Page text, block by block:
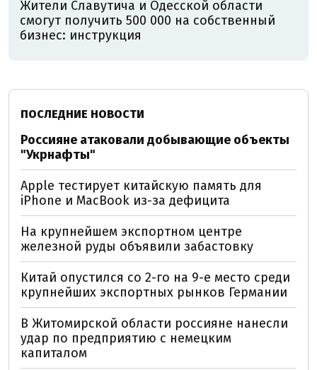
Жители Славутича и Одесской области
смогут получить 500 000 на собственный
бизнес: инструкция
ПОСЛЕДНИЕ НОВОСТИ
Россияне атаковали добывающие объекты
"Укрнафты"
Apple тестирует китайскую память для
iPhone и MacBook из-за дефицита
На крупнейшем экспортном центре
железной руды объявили забастовку
Китай опустился со 2-го на 9-е место среди
крупнейших экспортных рынков Германии
В Житомирской области россияне нанесли
удар по предприятию с немецким
капиталом